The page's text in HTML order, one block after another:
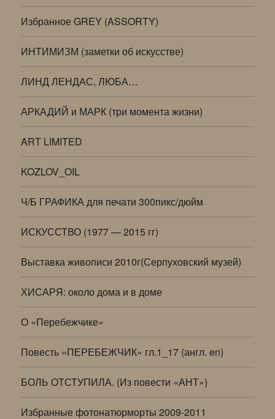
Избранное GREY (ASSORTY)
ИНТИМИЗМ (заметки об искусстве)
ЛИНД ЛЕНДАС, ЛЮБА…
АРКАДИЙ и МАРК (три момента жизни)
ART LIMITED
KOZLOV_OIL
Ч/Б ГРАФИКА для печати 300пикс/дюйм
ИСКУССТВО (1977 — 2015 гг)
Выставка живописи 2010г(Серпуховский музей)
ХИСАРЯ: около дома и в доме
О «Перебежчике»
Повесть «ПЕРЕБЕЖЧИК» гл.1_17 (англ. en)
БОЛЬ ОТСТУПИЛА. (Из повести «АНТ»)
Избранные фотонатюрморты 2009-2011